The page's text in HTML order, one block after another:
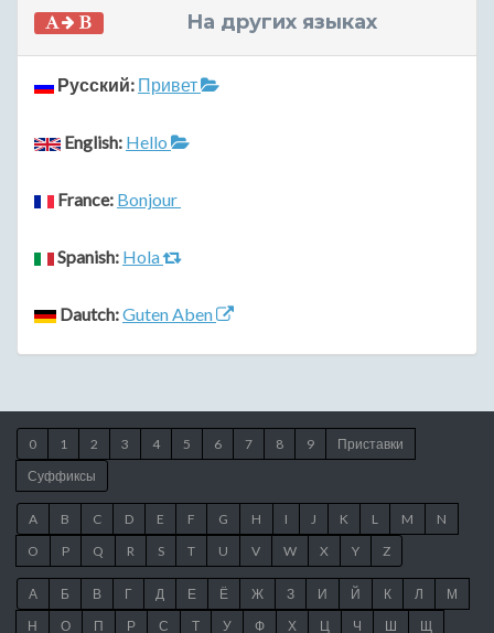
На других языках
Русский: Привет
English: Hello
France: Bonjour
Spanish: Hola
Dautch:Guten Aben
0 1 2 3 4 5 6 7 8 9
Приставки
Суффиксы
A B C D E F G H I J K L M
N
O
P Q R S T U V W X Y Z
А Б В Г Д Е Ё Ж З И Й К Л
М
Н
О П Р С Т У Ф Х Ц Ч Ш Щ